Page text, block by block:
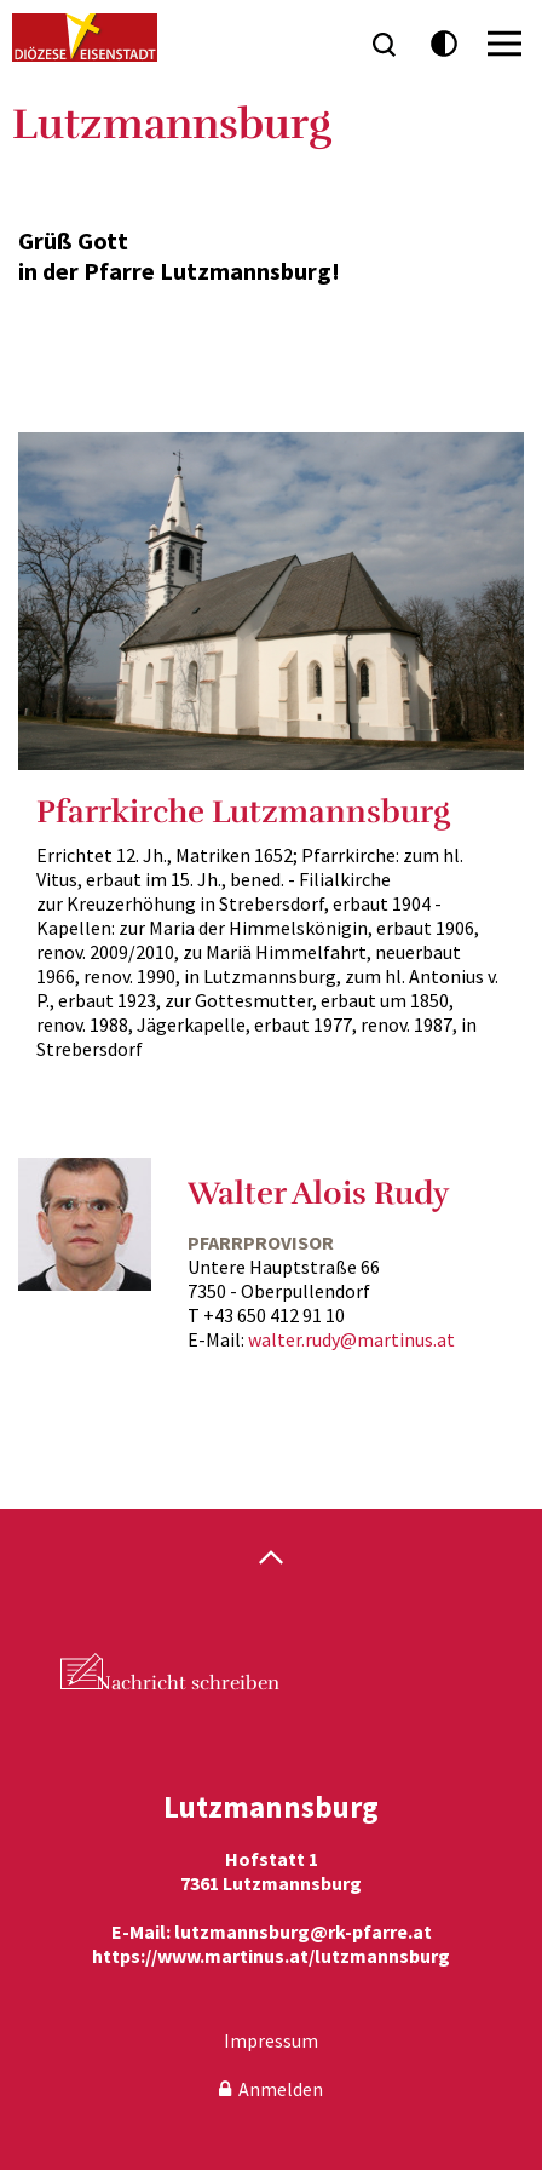
Lutzmannsburg
Grüß Gott
in der Pfarre Lutzmannsburg!
Pfarrkirche Lutzmannsburg
Errichtet 12. Jh., Matriken 1652; Pfarrkirche: zum hl.
Vitus, erbaut im 15. Jh., bened. - Filialkirche
zur Kreuzerhöhung in Strebersdorf, erbaut 1904 -
Kapellen: zur Maria der Himmelskönigin, erbaut 1906,
renov. 2009/2010, zu Mariä Himmelfahrt, neuerbaut
1966, renov. 1990, in Lutzmannsburg, zum hl. Antonius v.
P., erbaut 1923, zur Gottesmutter, erbaut um 1850,
renov. 1988, Jägerkapelle, erbaut 1977, renov. 1987, in
Strebersdorf
Walter Alois Rudy
PFARRPROVISOR
Untere Hauptstraße 66
7350 - Oberpullendorf
T +43 650 412 91 10
E-Mail: walter.rudy@martinus.at
Nachricht schreiben
Lutzmannsburg
Hofstatt 1
7361 Lutzmannsburg
E-Mail: lutzmannsburg@rk-pfarre.at
https://www.martinus.at/lutzmannsburg
Impressum
Anmelden